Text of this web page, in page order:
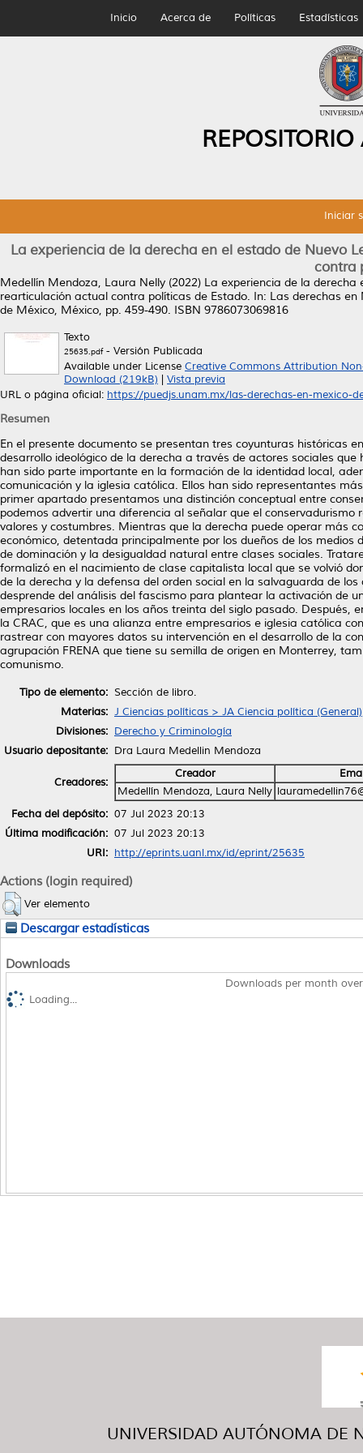
Inicio Acerca de Políticas Estadísticas
Iniciar
La experiencia de la derecha en el estado de Nuevo
contra
Medellín Mendoza, Laura Nelly (2022) La experiencia de la derecha
rearticulación actual contra políticas de Estado. In: Las derechas
de México, México, pp. 459-490. ISBN 9786073069816
Texto
25635.pdf- Versión Publicada
Available under License Creative Commons Attribution
Download (219kB)
Vista previa
URL o página oficial: https://puedjs.unam.mx/las-derechas-en-mexico-
Resumen
En el presente documento se presentan tres coyunturas históricas
desarrollo ideológico de la derecha a través de actores sociales
han sido parte importante en la formación de la identidad local,
comunicación y la iglesia católica. Ellos han sido representantes
primer apartado presentamos una distinción conceptual entre
podemos advertir una diferencia al señalar que el
valores y costumbres. Mientras que la derecha puede operar más
económico, detentada principalmente por los dueños de los
de dominación y la desigualdad natural entre clases sociales.
formalizó en el nacimiento de clase capitalista local que se volvió
de la derecha y la defensa del orden social en la salvaguarda de
desprende del análisis del fascismo para plantear la activación de
empresarios locales en los años treinta del siglo pasado. Después,
la CRAC, que es una alianza entre empresarios e iglesia católica
rastrear con mayores datos su intervención en el desarrollo de la
agrupación FRENA que tiene su semilla de origen en Monterrey,
comunismo.
Tipo de elemento: Sección de libro.
Materias: J Ciencias políticas > JA Ciencia política (General)
Divisiones: Derecho y Criminología
Usuario depositante: Dra Laura Medellin Mendoza
Creadores:
Creador
Medellín Mendoza, Laura Nelly
Fecha del depósito: 07 Jul 2023 20:13
Última modificación: 07 Jul 2023 20:13
URI: http://eprints.uanl.mx/id/eprint/25635
Actions (login required)
Ver elemento
Descargar estadísticas
Downloads
Downloads per month
Loading...
UNIVERSIDAD AUTÓNOMA DE